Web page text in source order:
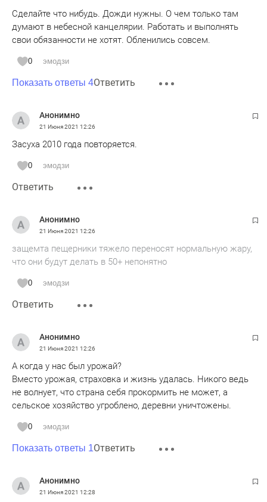
Сделайте что нибудь. Дожди нужны. О чем только там
думают в небесной канцелярии. Работать и выполнять
свои обязанности не хотят. Обленились совсем.
0 эмодзи
Показать ответы 4Ответить
Анонимно
21 Июня 2021 12:26
Засуха 2010 года повторяется.
0 эмодзи
Ответить
Анонимно
21 Июня 2021 12:26
защемта пещерники тяжело переносят нормальную жару,
что они будут делать в 50+ непонятно
0 эмодзи
Ответить
Анонимно
21 Июня 2021 12:26
А когда у нас был урожай?
Вместо урожая, страховка и жизнь удалась. Никого ведь
не волнует, что страна себя прокормить не может, а
сельское хозяйство угроблено, деревни уничтожены.
0 эмодзи
Показать ответы 1Ответить
Анонимно
21 Июня 2021 12:28